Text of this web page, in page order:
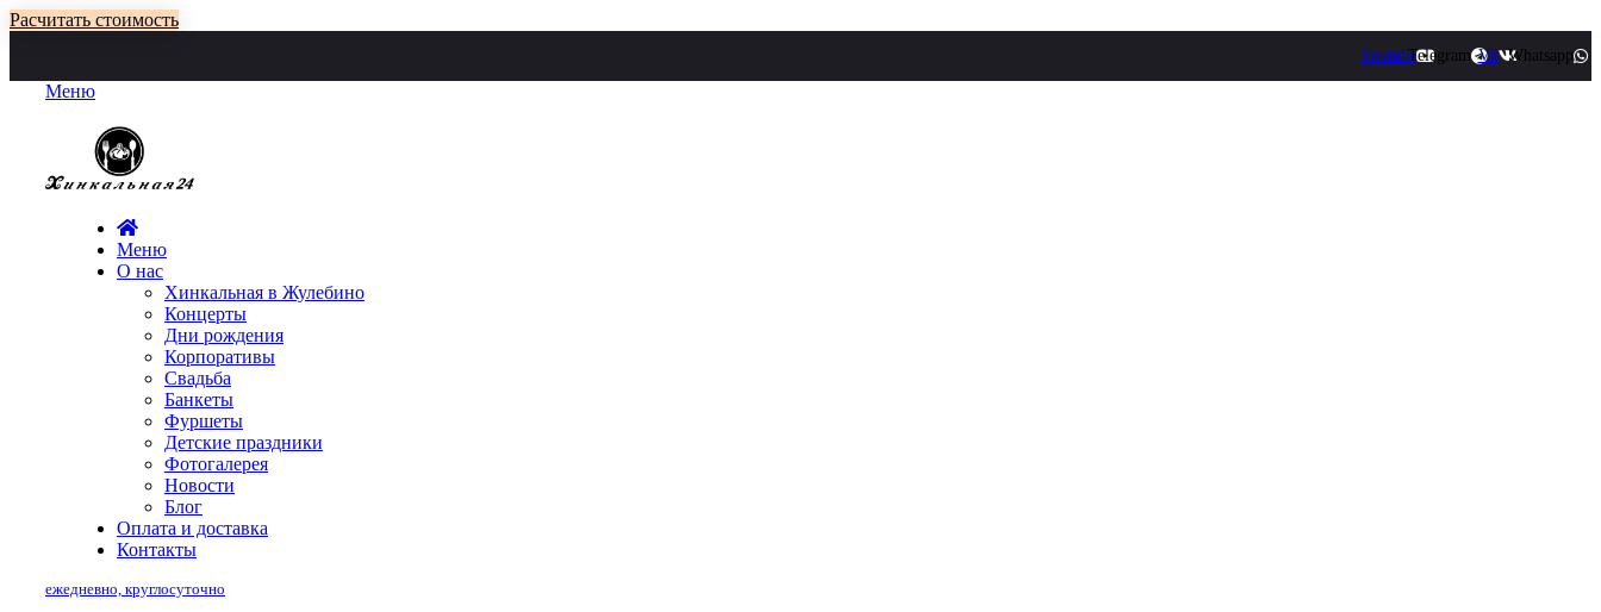
Расчитать стоимость
YoutubeTelegram Vk Whatsapp
Меню
Меню
О нас
Хинкальная в Жулебино
Концерты
Дни рождения
Корпоративы
Свадьба
Банкеты
Фуршеты
Детские праздники
Фотогалерея
Новости
Блог
Оплата и доставка
Контакты
ежедневно, круглосуточно